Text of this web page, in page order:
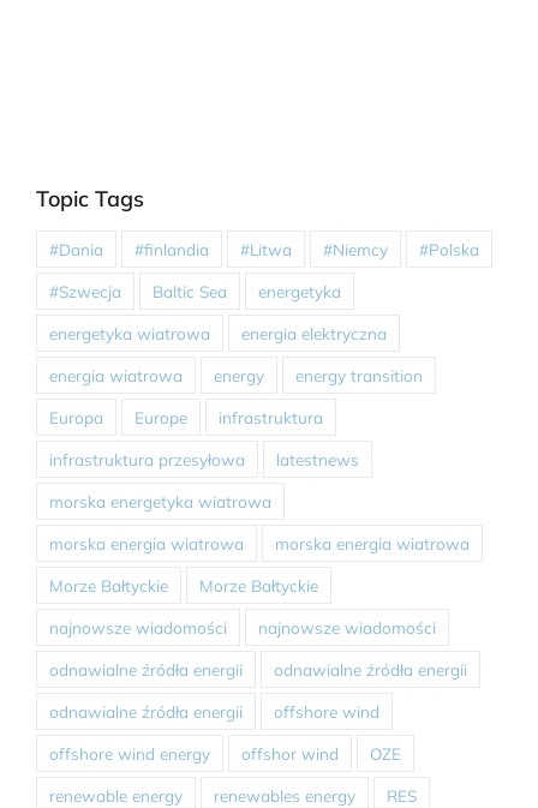
Topic Tags
#Dania #finlandia #Litwa #Niemcy #Polska
#Szwecja Baltic Sea energetyka
energetyka wiatrowa energia elektryczna
energia wiatrowa energy energy transition
Europa Europe infrastruktura
infrastruktura przesyłowa latestnews
morska energetyka wiatrowa
morska energia wiatrowa morska energia wiatrowa
Morze Bałtyckie Morze Bałtyckie
najnowsze wiadomości najnowsze wiadomości
odnawialne źródła energii odnawialne źródła energii
odnawialne źródła energii offshore wind
offshore wind energy offshor wind OZE
renewable energy renewables energy RES